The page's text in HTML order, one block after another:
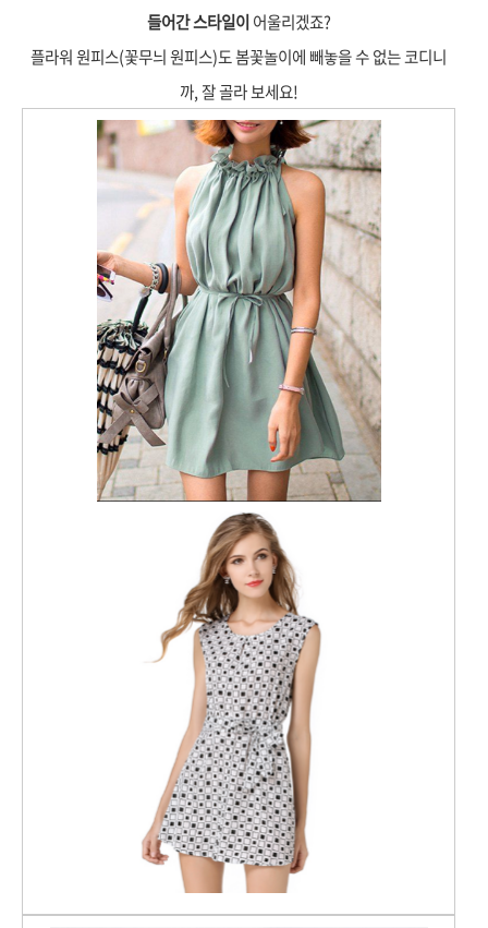
들어간 스타일이 어울리겠죠?
플라워 원피스(꽃무늬 원피스)도 봄꽃놀이에 빼놓을 수 없는 코디니
까, 잘 골라 보세요!